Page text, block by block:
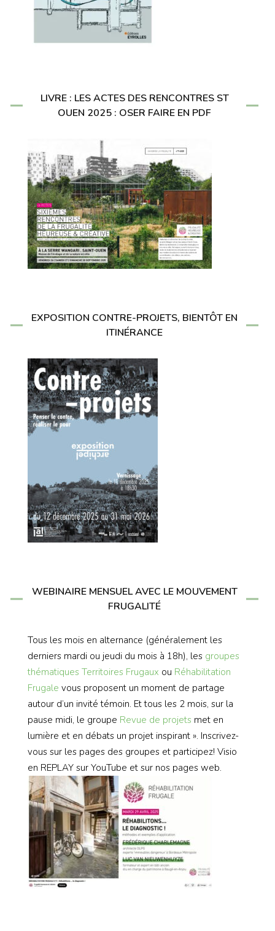
LIVRE : LES ACTES DES RENCONTRES ST
OUEN 2025 : OSER FAIRE EN PDF
EXPOSITION CONTRE-PROJETS, BIENTÔT EN
ITINÉRANCE
WEBINAIRE MENSUEL AVEC LE MOUVEMENT
FRUGALITÉ
Tous les mois en alternance (généralement les
derniers mardi ou jeudi du mois à 18h), les groupes
thématiques Territoires Frugaux ou Réhabilitation
Frugale vous proposent un moment de partage
autour d’un invité témoin. Et tous les 2 mois, sur la
pause midi, le groupe Revue de projets met en
lumière et en débats un projet inspirant ». Inscrivez-
vous sur les pages des groupes et participez! Visio
en REPLAY sur YouTube et sur nos pages web.